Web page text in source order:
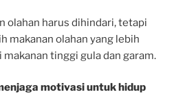
olahan harus dihindari, tetapi
makanan olahan yang lebih
tinggi gula dan garam.
motivasi untuk hidup